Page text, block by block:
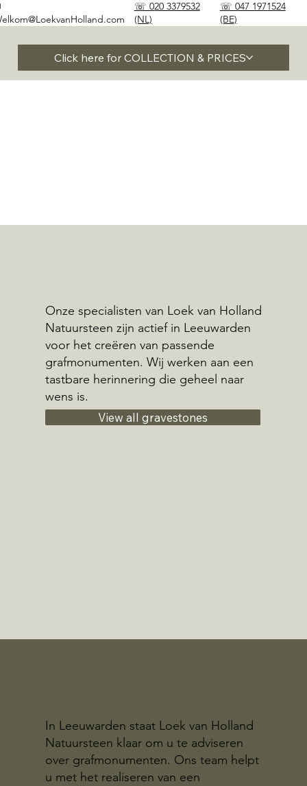
Click here for COLLECTION & PRICES
☏ 020 3379532
(NL)
☏ 047 1971524
(BE)
Onze specialisten van Loek van Holland
Natuursteen zijn actief in Leeuwarden
voor het creëren van passende
grafmonumenten. Wij werken aan een
tastbare herinnering die geheel naar
wens is.
View all gravestones
In Leeuwarden staat Loek van Holland
Natuursteen klaar om u te adviseren
over grafmonumenten. Ons team helpt
u met het realiseren van een